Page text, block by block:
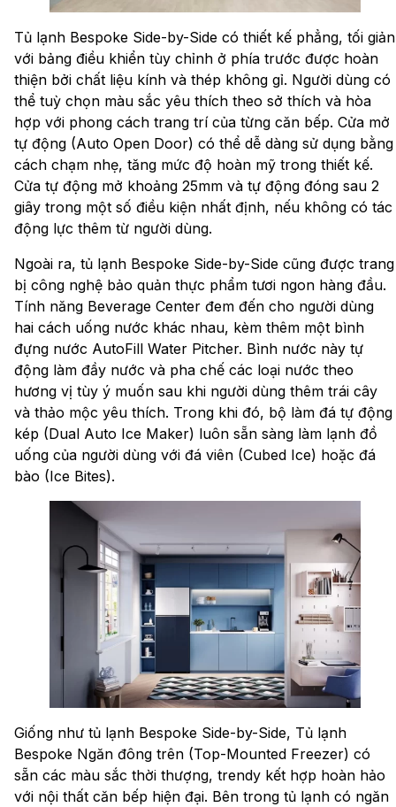
Tủ lạnh Bespoke Side-by-Side có thiết kế phẳng, tối giản
với bảng điều khiển tùy chỉnh ở phía trước được hoàn
thiện bởi chất liệu kính và thép không gỉ. Người dùng có
thể tuỳ chọn màu sắc yêu thích theo sở thích và hòa
hợp với phong cách trang trí của từng căn bếp. Cửa mở
tự động (Auto Open Door) có thể dễ dàng sử dụng bằng
cách chạm nhẹ, tăng mức độ hoàn mỹ trong thiết kế.
Cửa tự động mở khoảng 25mm và tự động đóng sau 2
giây trong một số điều kiện nhất định, nếu không có tác
động lực thêm từ người dùng.
Ngoài ra, tủ lạnh Bespoke Side-by-Side cũng được trang
bị công nghệ bảo quản thực phẩm tươi ngon hàng đầu.
Tính năng Beverage Center đem đến cho người dùng
hai cách uống nước khác nhau, kèm thêm một bình
đựng nước AutoFill Water Pitcher. Bình nước này tự
động làm đầy nước và pha chế các loại nước theo
hương vị tùy ý muốn sau khi người dùng thêm trái cây
và thảo mộc yêu thích. Trong khi đó, bộ làm đá tự động
kép (Dual Auto Ice Maker) luôn sẵn sàng làm lạnh đồ
uống của người dùng với đá viên (Cubed Ice) hoặc đá
bào (Ice Bites).
Giống như tủ lạnh Bespoke Side-by-Side, Tủ lạnh
Bespoke Ngăn đông trên (Top-Mounted Freezer) có
sẵn các màu sắc thời thượng, trendy kết hợp hoàn hảo
với nội thất căn bếp hiện đại. Bên trong tủ lạnh có ngăn